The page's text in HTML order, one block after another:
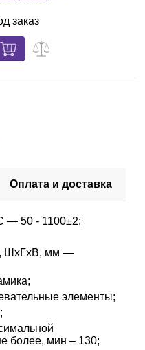
заказ
Оплата и доставка
— 50 - 1100±2;
ШхГхВ, мм —
элементы;
более, мин – 130;